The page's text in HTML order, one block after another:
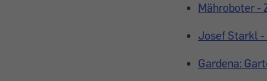
Mähroboter -
Josef Starkl -
Gardena: